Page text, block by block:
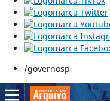
/governosp